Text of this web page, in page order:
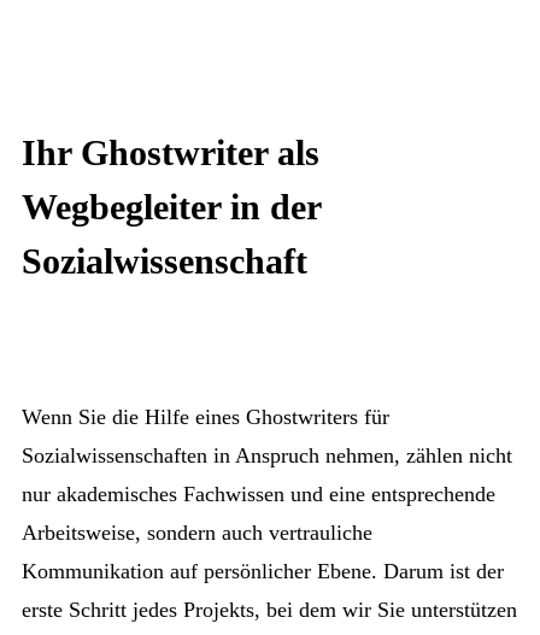
Ihr Ghostwriter als
Wegbegleiter in der
Sozialwissenschaft
Wenn Sie die Hilfe eines Ghostwriters für
Sozialwissenschaften in Anspruch nehmen, zählen nicht
nur akademisches Fachwissen und eine entsprechende
Arbeitsweise, sondern auch vertrauliche
Kommunikation auf persönlicher Ebene. Darum ist der
erste Schritt jedes Projekts, bei dem wir Sie unterstützen